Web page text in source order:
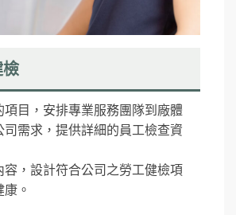
項目，安排專業服務團隊到廠體
司需求，提供詳細的員工檢查資
容，設計符合公司之勞工健檢項
。